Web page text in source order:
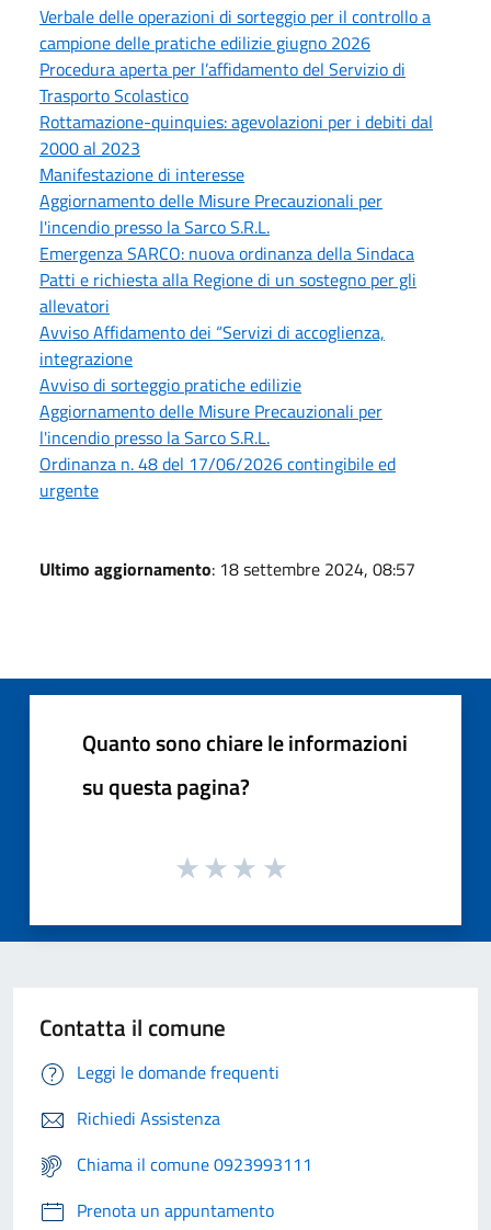
Verbale delle operazioni di sorteggio per il controllo a
campione delle pratiche edilizie giugno 2026
Procedura aperta per l’affidamento del Servizio di
Trasporto Scolastico
Rottamazione-quinquies: agevolazioni per i debiti dal
2000 al 2023
Manifestazione di interesse
Aggiornamento delle Misure Precauzionali per
l'incendio presso la Sarco S.R.L.
Emergenza SARCO: nuova ordinanza della Sindaca
Patti e richiesta alla Regione di un sostegno per gli
allevatori
Avviso Affidamento dei “Servizi di accoglienza,
integrazione
Avviso di sorteggio pratiche edilizie
Aggiornamento delle Misure Precauzionali per
l'incendio presso la Sarco S.R.L.
Ordinanza n. 48 del 17/06/2026 contingibile ed
urgente
Ultimo aggiornamento: 18 settembre 2024, 08:57
Quanto sono chiare le informazioni
su questa pagina?
Contatta il comune
Leggi le domande frequenti
Richiedi Assistenza
Chiama il comune 0923993111
Prenota un appuntamento